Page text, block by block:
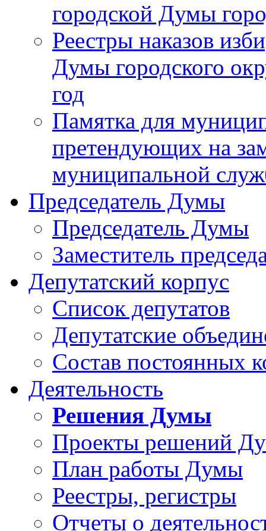
городской Думы
Реестры наказов
Думы городского
год
Памятка для
претендующих на
муниципальной
Председатель Думы
Председатель Думы
Заместитель
Депутатский корпус
Список депутатов
Депутатские
Состав постоянных
Деятельность
Решения Думы
Проекты решений
План работы Думы
Реестры, регистры
Отчеты о